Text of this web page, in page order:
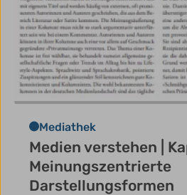
Mediathek
Medien verstehen |
Meinungszentrierte
Darstellungsformen